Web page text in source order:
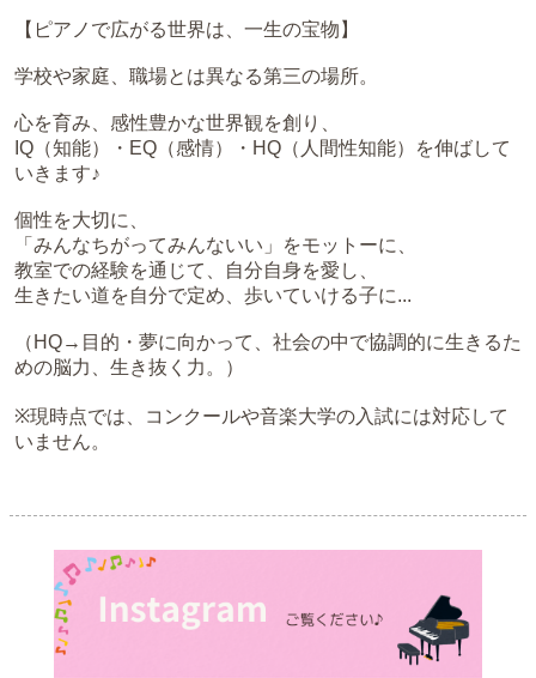
【ピアノで広がる世界は、一生の宝物】
学校や家庭、職場とは異なる第三の場所。
心を育み、感性豊かな世界観を創り、
IQ（知能）・EQ（感情）・HQ（人間性知能）を伸ばして
いきます♪
個性を大切に、
「みんなちがってみんないい」をモットーに、
教室での経験を通じて、自分自身を愛し、
生きたい道を自分で定め、歩いていける子に...
（HQ→目的・夢に向かって、社会の中で協調的に生きるた
めの脳力、生き抜く力。）
※現時点では、コンクールや音楽大学の入試には対応して
いません。